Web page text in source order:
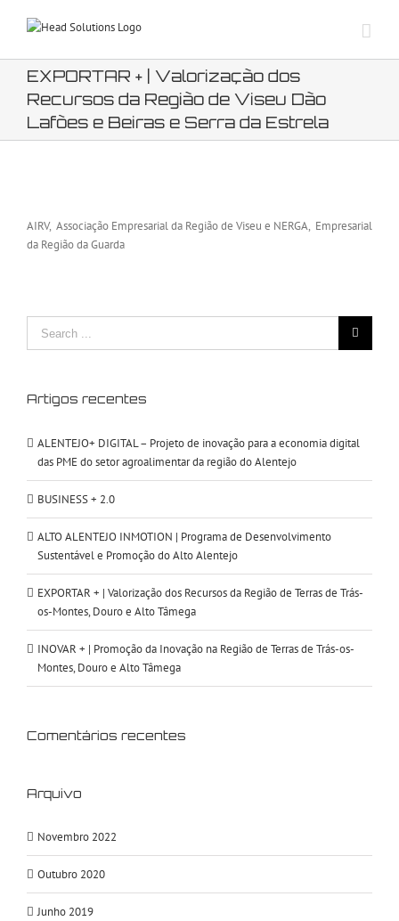
EXPORTAR + | Valorização dos
Recursos da Região de Viseu Dão
Lafões e Beiras e Serra da Estrela
Image
AIRV, Associação Empresarial da Região de Viseu e NERGA, Empresarial
da Região da Guarda
Artigos recentes
ALENTEJO+ DIGITAL – Projeto de inovação para a economia digital
das PME do setor agroalimentar da região do Alentejo
BUSINESS + 2.0
ALTO ALENTEJO INMOTION | Programa de Desenvolvimento
Sustentável e Promoção do Alto Alentejo
EXPORTAR + | Valorização dos Recursos da Região de Terras de Trás-
os-Montes, Douro e Alto Tâmega
INOVAR + | Promoção da Inovação na Região de Terras de Trás-os-
Montes, Douro e Alto Tâmega
Comentários recentes
Arquivo
Novembro 2022
Outubro 2020
Junho 2019